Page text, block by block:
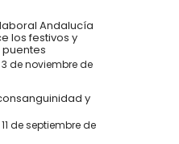
Andalucía
los festivos y
de noviembre de
y
de septiembre de